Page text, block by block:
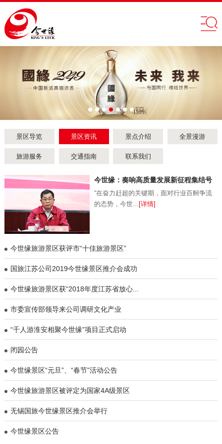
景区导览 景区资讯 景点介绍 全景漫游
旅游服务 交通指南 联系我们
今世缘：奏响高质量发展新征程集结号
“在奋力赶超的关键期，面对行业百舸争流
的态势，今世...
[详情]
今世缘旅游景区获评市“十佳旅游景区”
国旅江苏公司2019今世缘景区推介会成功
今世缘旅游景区获“2018年度江苏省放心...
市委宣传部领导来公司调研文化产业
“千人游淮安相聚今世缘”项目正式启动
闭园公告
今世缘景区“元旦”、“春节”活动公告
今世缘旅游景区被评定为国家4A级景区
无锡国旅今世缘景区推介会举行
今世缘景区公告